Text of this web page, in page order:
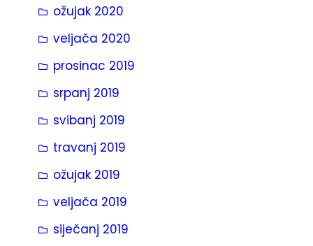
ožujak 2020
veljača 2020
prosinac 2019
srpanj 2019
svibanj 2019
travanj 2019
ožujak 2019
veljača 2019
siječanj 2019